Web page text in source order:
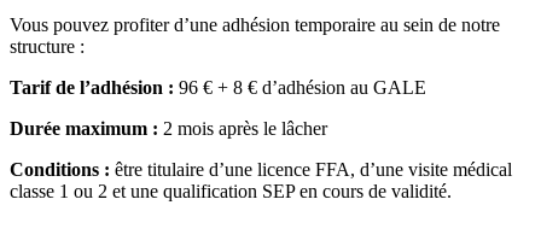
Vous pouvez profiter d’une adhésion temporaire au sein de notre
structure :
Tarif de l’adhésion : 96 € + 8 € d’adhésion au GALE
Durée maximum : 2 mois après le lâcher
Conditions : être titulaire d’une licence FFA, d’une visite médical
classe 1 ou 2 et une qualification SEP en cours de validité.